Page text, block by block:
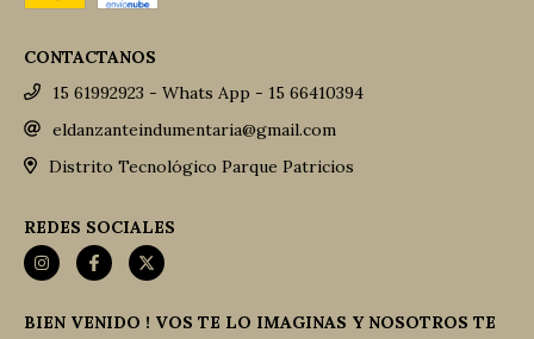
CONTACTANOS
15 61992923 - Whats App - 15 66410394
eldanzanteindumentaria@gmail.com
Distrito Tecnológico Parque Patricios
REDES SOCIALES
BIEN VENIDO ! VOS TE LO IMAGINAS Y NOSOTROS TE